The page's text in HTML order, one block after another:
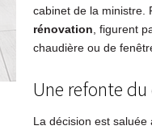
cabinet de la ministre.
rénovation , figurent
chaudière ou de
Une refonte
La décision est